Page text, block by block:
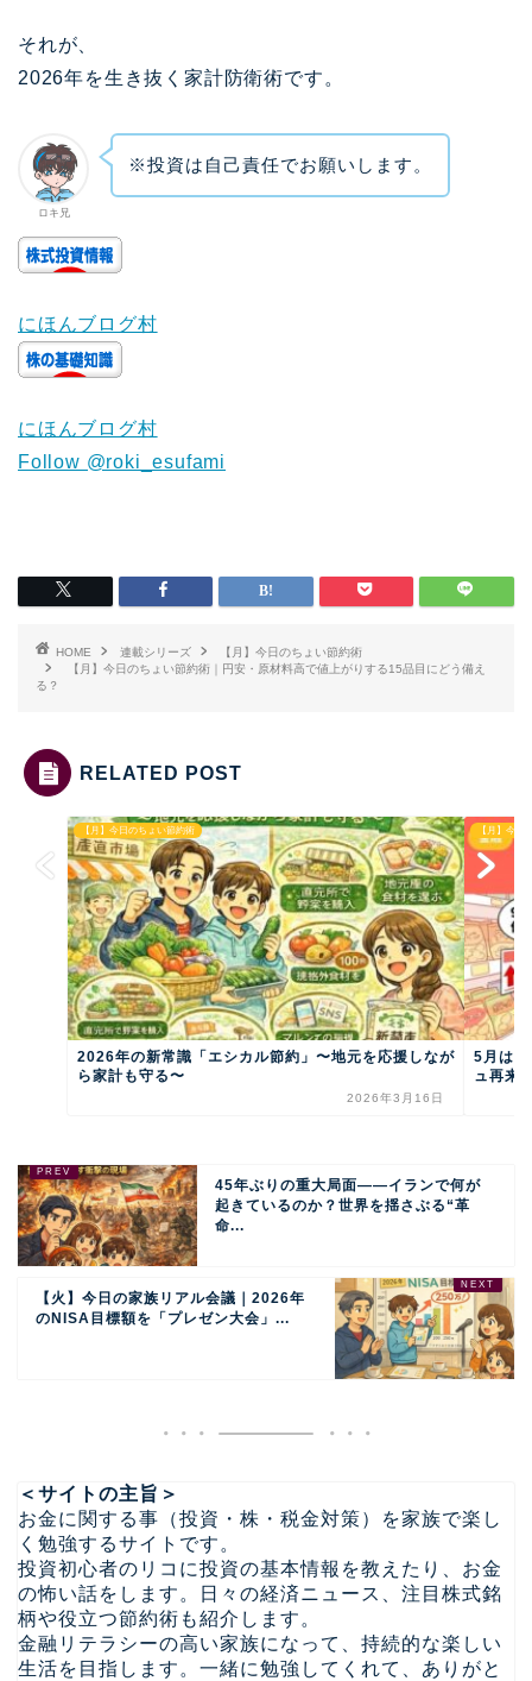
それが、
2026年を生き抜く家計防衛術です。
ロキ兄
※投資は自己責任でお願いします。
にほんブログ村
にほんブログ村
Follow @roki_esufami
HOME 連載シリーズ
【月】今日のちょい節約術
【月】今日のちょい節約術｜円安・原材料高で値上がりする15品目にどう備え
る？
RELATED POST
【月】今日のちょい節約術
2026年の新常識「エシカル節約」〜地元を応援しなが
ら家計も守る〜
2026年3月16日
【月】今日
5月は
ュ再来
45年ぶりの重大局面——イランで何が
起きているのか？世界を揺さぶる“革
命...
【火】今日の家族リアル会議｜2026年
のNISA目標額を「プレゼン大会」...
＜サイトの主旨＞
お金に関する事（投資・株・税金対策）を家族で楽し
く勉強するサイトです。
投資初心者のリコに投資の基本情報を教えたり、お金
の怖い話をします。日々の経済ニュース、注目株式銘
柄や役立つ節約術も紹介します。
金融リテラシーの高い家族になって、持続的な楽しい
生活を目指します。一緒に勉強してくれて、ありがと